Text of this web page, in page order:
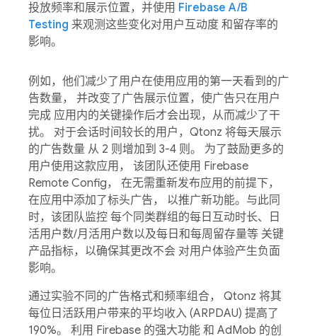
投放频率和展示位置，并使用 Firebase A/B
Testing 来观测这些变化对用户互动度 和留存率的
影响。
例如，他们减少了用户在使用应用的第一天看到的广
告数量， 并改变了广告展示位置，使广告只在用户
完成 应用内的关键操作后才会出现，从而减少了干
扰。 对于会话时间较长的用户，Qtonz 将每天展示
的广告数量 从 2 则增加到 3-4 则。 为了鼓励更多的
用户使用这款应用， 该团队还使用 Firebase
Remote Config， 在无需重新发布应用的前提下，
在应用中添加了标头广告， 以推广新功能。与此同
时，该团队监控 每个同类群组的每日互动时长、日
活用户数/月活用户数以及每日和每周留存量等 关键
产品指标，以确保其更改不会 对用户体验产生负面
影响。
通过实验不同的广告格式和频率组合， Qtonz 将其
每位日活跃用户带来的平均收入 (ARPDAU) 提高了
190%。 利用 Firebase 的强大功能 和 AdMob 的创